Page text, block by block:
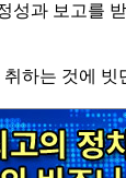
성과 보고를
하는 것에 빗